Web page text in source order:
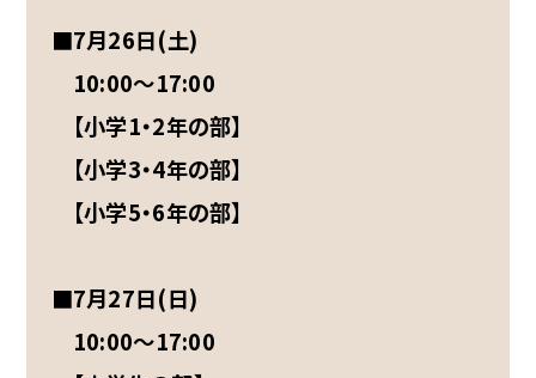
■7月26日(土)
10:00～17:00
【小学1・2年の部】
【小学3・4年の部】
【小学5・6年の部】
■7月27日(日)
10:00～17:00